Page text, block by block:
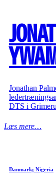
Jonathan
DTS i
Læs mere…
Danmark; Nigeria